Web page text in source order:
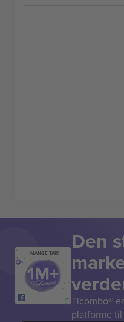
MANGE TAK! Den
Ticombo®
platforme til